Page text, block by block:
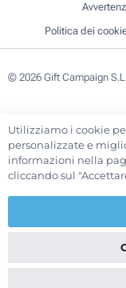
Politica dei
© 2026 Gift Campaign
Utilizziamo i cookie
personalizzate e
informazioni nella
cliccando sul